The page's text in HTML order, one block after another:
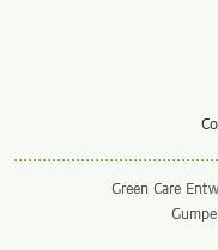
Green Care